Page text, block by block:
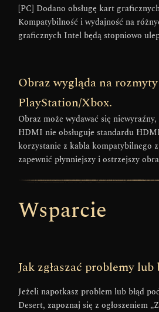
[PC] Dodano obsługę kart
Kompatybilność i wydajność na
graficznych Intel będą stopniowo
Obraz wygląda na
PlayStation/Xbox.
Obraz może wydawać się
HDMI nie obsługuje standardu
korzystanie z kabla kompatybilnego
zapewnić płynniejszy i ostrzejszy
Wsparcie
Jak zgłaszać problemy lub
Jeżeli napotkasz problem lub błąd
Desert, zapoznaj się z ogłoszeniem